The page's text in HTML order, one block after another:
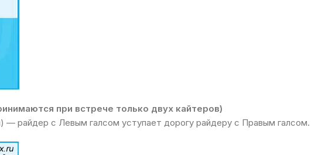
при встрече только двух кайтеров)
— райдер с Левым галсом уступает дорогу райдеру с Правым галсом.